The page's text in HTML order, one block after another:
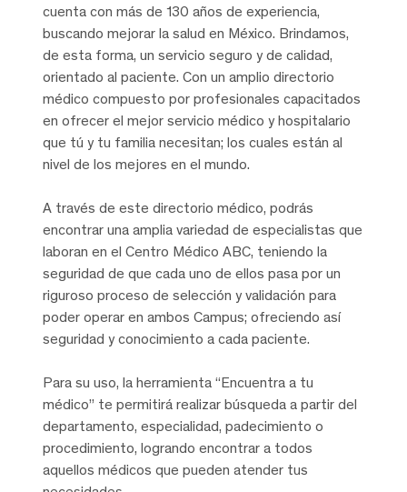
cuenta con más de 130 años de experiencia,
buscando mejorar la salud en México. Brindamos,
de esta forma, un servicio seguro y de calidad,
orientado al paciente. Con un amplio directorio
médico compuesto por profesionales capacitados
en ofrecer el mejor servicio médico y hospitalario
que tú y tu familia necesitan; los cuales están al
nivel de los mejores en el mundo.
A través de este directorio médico, podrás
encontrar una amplia variedad de especialistas que
laboran en el Centro Médico ABC, teniendo la
seguridad de que cada uno de ellos pasa por un
riguroso proceso de selección y validación para
poder operar en ambos Campus; ofreciendo así
seguridad y conocimiento a cada paciente.
Para su uso, la herramienta “Encuentra a tu
médico” te permitirá realizar búsqueda a partir del
departamento, especialidad, padecimiento o
procedimiento, logrando encontrar a todos
aquellos médicos que pueden atender tus